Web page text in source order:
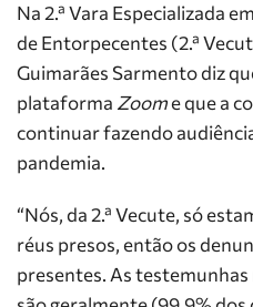
Na 2.ª Vara Especializada
de Entorpecentes (2.ª
Guimarães Sarmento diz
plataforma Zoome que a
continuar fazendo
pandemia.
“Nós, da 2.ª Vecute, só
réus presos, então os
presentes. As